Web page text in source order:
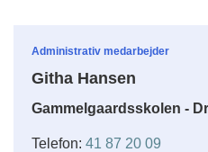
Administrativ medarbejder
Githa Hansen
Gammelgaardsskolen -
Telefon: 41 87 20 09